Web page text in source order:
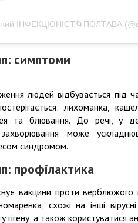
ІНФЕКЦІОНІСТ🌀ПОЛТАВА
симптоми
людей відбувається під
лихоманка,
та блювання. До речі, у
захворювання може
синдромом.
профілактика
вакцини проти верблюжого
схожі на інші
гігену, а також користуватися